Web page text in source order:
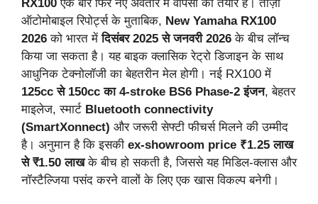
RX100 एक बार फिर नए अवतार में वापसी को तैयार है। ताज़ा
ऑटोमोबाइल रिपोर्ट्स के मुताबिक, New Yamaha RX100
2026 को भारत मेंदिसंबर 2025 से जनवरी 2026 के बीच लॉन्च
किया जा सकता है। यह बाइक क्लासिक रेट्रो डिजाइन के साथ
आधुनिक टेक्नोलॉजी का बेहतरीन मेल होगी। नई RX100 में
125cc से 150cc का 4-stroke BS6 Phase-2 इंजन, बेहतर
माइलेज, स्मार्ट Bluetooth connectivity
(SmartXonnect) और जरूरी सेफ्टी फीचर्स मिलने की उम्मीद
है। अनुमान है कि इसकी ex-showroom price ₹1.25 लाख
से ₹1.50 लाखके बीच हो सकती है, जिससे यह मिडिल-क्लास और
नॉस्टैल्जिया पसंद करने वालों के लिए एक खास विकल्प बनेगी।